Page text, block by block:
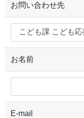
お問い合わせ先
お名前
E-mail